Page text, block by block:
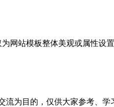
网站模板整体美观或属性设
为目的，仅供大家参考、